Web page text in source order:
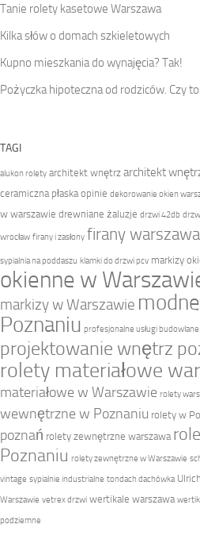
Tanie rolety kasetowe Warszawa
Kilka słów o domach szkieletowych
Kupno mieszkania do wynajęcia? Tak!
Pożyczka hipoteczna od rodziców. Czy
TAGI
alukon rolety architekt wnętrz architekt
ceramiczna płaska opinie dekorowanie okien
w warszawie drewniane żaluzje drzwi 42db
wrocław firany i zasłony firany warszawa
sypialnia na poddaszu klamki do drzwi pcv markizy
okienne w
markizy w Warszawie
Poznaniu profesjonalne usługi
projektowanie wnętrz
rolety materiałowe
materiałowe w Warszawie rolety
wewnętrzne w Poznaniu rolety w
poznań rolety zewnętrzne warszawa
Poznaniu rolety zewnętrzne w Warszawie
vintage sypialnie industrialne tondach dachówka
Warszawie vetrex drzwi wertikale warszawa
podziemne